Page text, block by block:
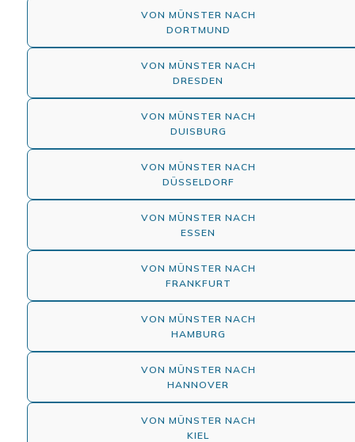
VON MÜNSTER NACH
DORTMUND
VON MÜNSTER NACH
DRESDEN
VON MÜNSTER NACH
DUISBURG
VON MÜNSTER NACH
DÜSSELDORF
VON MÜNSTER NACH
ESSEN
VON MÜNSTER NACH
FRANKFURT
VON MÜNSTER NACH
HAMBURG
VON MÜNSTER NACH
HANNOVER
VON MÜNSTER NACH
KIEL